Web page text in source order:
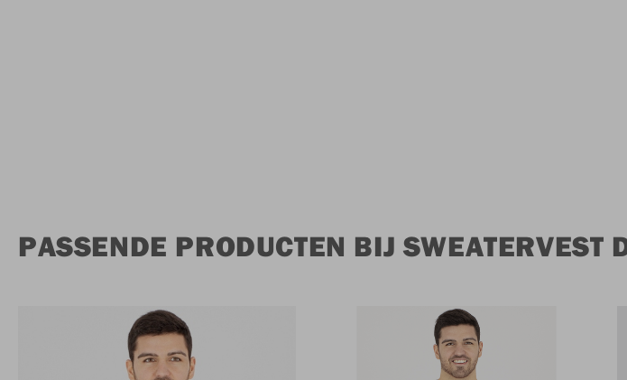
PASSENDE PRODUCTEN BIJ SWEATERVEST